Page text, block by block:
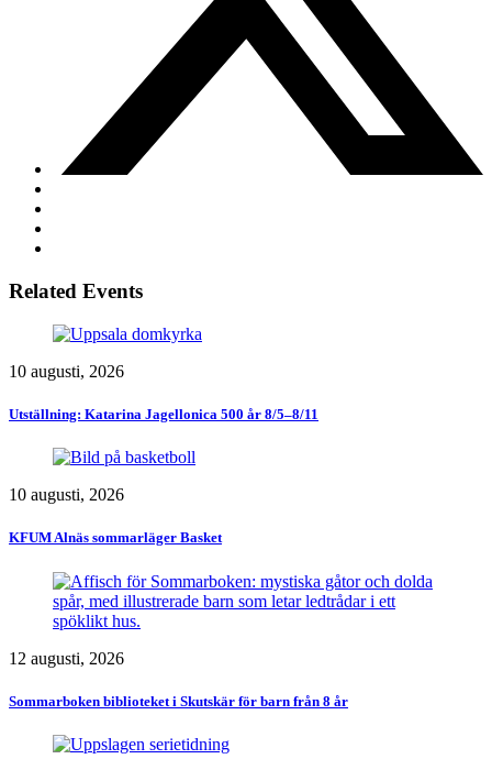
Related Events
10 augusti, 2026
Utställning: Katarina Jagellonica 500 år 8/5–8/11
10 augusti, 2026
KFUM Alnäs sommarläger Basket
12 augusti, 2026
Sommarboken biblioteket i Skutskär för barn från 8 år